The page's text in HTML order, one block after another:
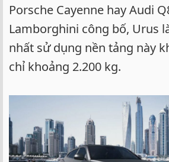
Porsche Cayenne hay Audi
Lamborghini công bố, Urus
nhất sử dụng nền tảng này
chỉ khoảng 2.200 kg.